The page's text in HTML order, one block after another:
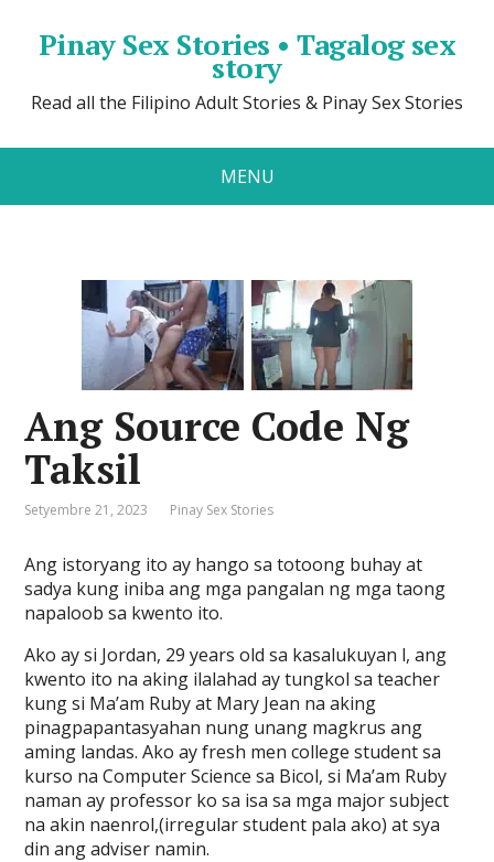
Pinay Sex Stories • Tagalog sex
story
Read all the Filipino Adult Stories & Pinay Sex Stories
MENU
Ang Source Code Ng
Taksil
Setyembre 21, 2023 Pinay Sex Stories
Ang istoryang ito ay hango sa totoong buhay at
sadya kung iniba ang mga pangalan ng mga taong
napaloob sa kwento ito.
Ako ay si Jordan, 29 years old sa kasalukuyan l, ang
kwento ito na aking ilalahad ay tungkol sa teacher
kung si Ma’am Ruby at Mary Jean na aking
pinagpapantasyahan nung unang magkrus ang
aming landas. Ako ay fresh men college student sa
kurso na Computer Science sa Bicol, si Ma’am Ruby
naman ay professor ko sa isa sa mga major subject
na akin naenrol,(irregular student pala ako) at sya
din ang adviser namin.